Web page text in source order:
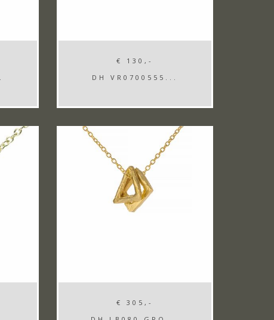
€ 130,-
DH VR0700555...
€ 305,-